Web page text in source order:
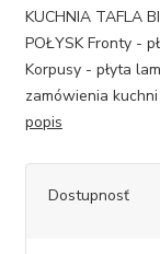
KUCHNIA TAFLA
POŁYSK Fronty -
Korpusy - płyta
zamówienia
popis
Dostupnosť